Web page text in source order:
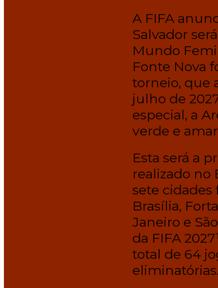
A FIFA
Salvador
Mundo
Fonte Nova
torneio, que
julho de
especial, a
verde e
Esta será a
realizado no
sete cidades
Brasília,
Janeiro e
da FIFA
total de 64